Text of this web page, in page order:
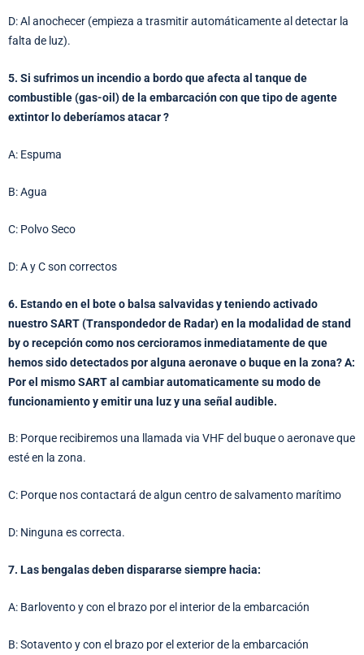
D: Al anochecer (empieza a trasmitir automáticamente al detectar la
falta de luz).
5. Si sufrimos un incendio a bordo que afecta al tanque de
combustible (gas-oil) de la embarcación con que tipo de agente
extintor lo deberíamos atacar ?
A: Espuma
B: Agua
C: Polvo Seco
D: A y C son correctos
6. Estando en el bote o balsa salvavidas y teniendo activado
nuestro SART (Transpondedor de Radar) en la modalidad de stand
by o recepción como nos cercioramos inmediatamente de que
hemos sido detectados por alguna aeronave o buque en la zona? A:
Por el mismo SART al cambiar automaticamente su modo de
funcionamiento y emitir una luz y una señal audible.
B: Porque recibiremos una llamada via VHF del buque o aeronave que
esté en la zona.
C: Porque nos contactará de algun centro de salvamento marítimo
D: Ninguna es correcta.
7. Las bengalas deben dispararse siempre hacia:
A: Barlovento y con el brazo por el interior de la embarcación
B: Sotavento y con el brazo por el exterior de la embarcación